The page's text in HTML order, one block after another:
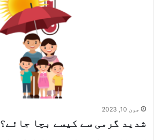
جون 10, 2023
شدید گرمی سے کیسے بچا جائے؟